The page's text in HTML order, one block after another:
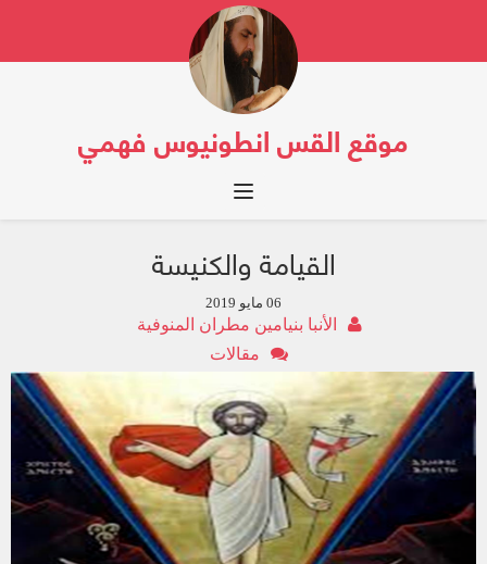
موقع القس انطونيوس فهمي
Toggle navigation
القيامة والكنيسة
06 مايو 2019
الأنبا بنيامين مطران المنوفية
مقالات